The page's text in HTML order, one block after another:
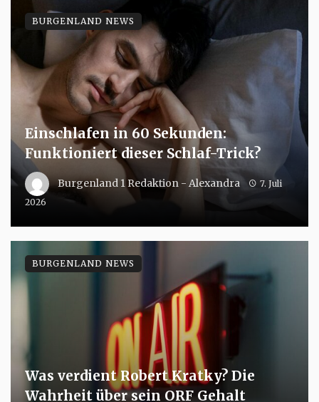
Einschlafen in 60 Sekunden:
Funktioniert dieser Schlaf-Trick?
Burgenland 1 Redaktion - Alexandra
7. Juli
2026
BURGENLAND NEWS
Was verdient Robert Kratky? Die
Wahrheit über sein ORF Gehalt
BURGENLAND NEWS